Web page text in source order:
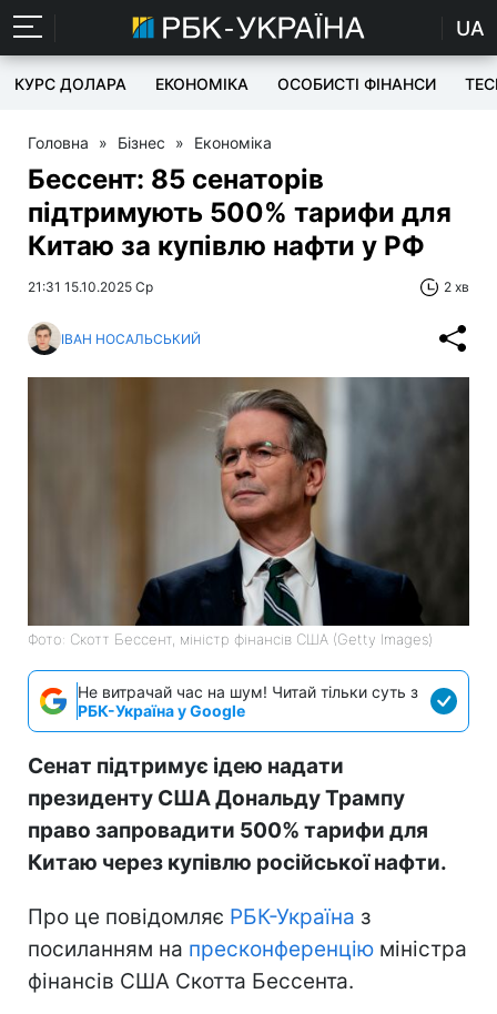
UA
КУРС ДОЛАРА ЕКОНОМІКА ОСОБИСТІ ФІНАНСИ
Головна » Бізнес » Економіка
Бессент: 85 сенаторів
підтримують 500% тарифи для
Китаю за купівлю нафти у РФ
21:31 15.10.2025 Ср 2 хв
ІВАН НОСАЛЬСЬКИЙ
Фото: Скотт Бессент, міністр фінансів США (Getty Images)
Не витрачай час на шум! Читай тільки суть з
РБК-Україна у Google
Сенат підтримує ідею надати
президенту США Дональду Трампу
право запровадити 500% тарифи для
Китаю через купівлю російської нафти.
Про це повідомляє РБК-Україна з
посиланням на пресконференцію міністра
фінансів США Скотта Бессента.